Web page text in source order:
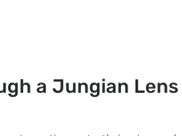
a Jungian